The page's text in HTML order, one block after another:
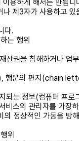
용하게 해서는 안됩니
제3자가 사용하고
다.
는 행위
산권을 침해하거나 업
운의 편지(chain
되는 정보(컴퓨터 프로
비스의 관리자를 가장
정상적인 가동을 방
위